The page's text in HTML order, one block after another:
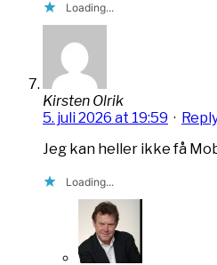
Loading...
Kirsten Olrik
5. juli 2026 at 19:59 ·
Jeg kan heller ikke få
Loading...